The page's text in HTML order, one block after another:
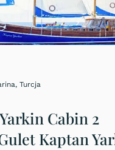
Turcja
Cabin 2
Kaptan